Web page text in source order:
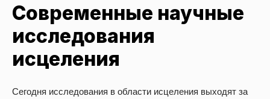
Современные научные
исследования
исцеления
Сегодня исследования в области исцеления выходят за